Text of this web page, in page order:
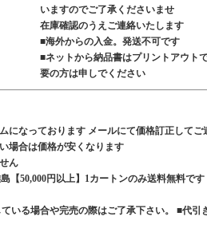
いますのでご了承くださいませ
在庫確認のうえご連絡いたします
■海外からの入金。発送不可です
■ネットから納品書はプリントアウ
要の方は申しでください
になっております メールにて価格訂正してご
合は価格が安くなります
ん
【50,000円以上】1カートンのみ送料無料
いる場合や完売の際はご了承下さい。 ■代引